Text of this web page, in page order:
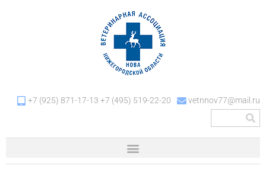
+7 (925) 871-17-13 +7 (495) 519-22-20 vetnnov77@mail.ru